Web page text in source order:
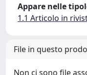
Appare nelle
1.1 Articolo in
File in questo
Non ci sono file